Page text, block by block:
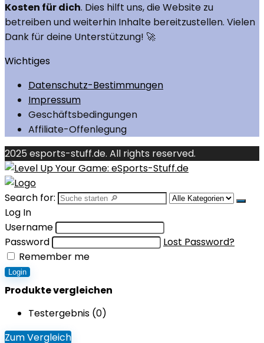
Kosten für dich. Dies hilft uns, die Website zu
betreiben und weiterhin Inhalte bereitzustellen. Vielen
Dank für deine Unterstützung! 🚀
Wichtiges
Datenschutz-Bestimmungen
Impressum
Geschäftsbedingungen
Affiliate-Offenlegung
2025 esports-stuff.de. All rights reserved.
Search for:
Log In
Username
Password
Lost Password?
Remember me
Login
Produkte vergleichen
Testergebnis (0)
Zum Vergleich